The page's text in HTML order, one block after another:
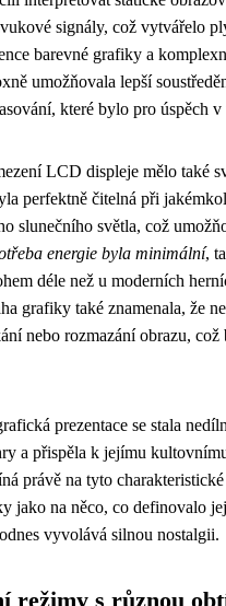
signály, což vytvářelo
barevné grafiky a
umožňovala lepší
které bylo pro úspěch
LCD displeje mělo také
perfektně čitelná při
slunečního světla, což
energie byla minimální,
déle než u moderních
grafiky také znamenala, že
nebo rozmazání obrazu,
prezentace se stala
a přispěla k jejímu
právě na tyto
jako na něco, co definovalo
vyvolává silnou nostalgii.
režimy s různou